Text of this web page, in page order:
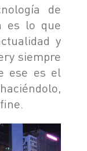
de
es lo que
y
siempre
ese es el